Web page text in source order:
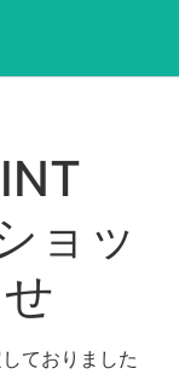
ョッ
ておりました